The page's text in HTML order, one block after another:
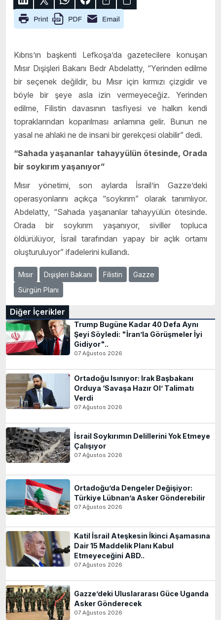
Kıbrıs’ın başkenti Lefkoşa’da gazetecilere konuşan
Mısır Dışişleri Bakanı Bedr Abdelatty, “Yerinden edilme
bir seçenek değildir, bu Mısır için kırmızı çizgidir ve
böyle bir şeye asla izin vermeyeceğiz. Yerinden
edilme, Filistin davasının tasfiyesi ve halkın kendi
topraklarından koparılması anlamına gelir. Bunun ne
yasal ne ahlaki ne de insani bir gerekçesi olabilir” dedi.
“Sahada yaşananlar tahayyülün ötesinde, Orada
bir soykırım yaşanıyor”
Mısır yönetimi, son aylarda İsrail’in Gazze’deki
operasyonlarını açıkça “soykırım” olarak tanımlıyor.
Abdelatty, “Sahada yaşananlar tahayyülün ötesinde.
Orada bir soykırım yaşanıyor, siviller topluca
öldürülüyor, İsrail tarafından yapay bir açlık ortamı
oluşturuluyor” ifadelerini kullandı.
Mısır Dışişleri Bakanı Filistin
Gazze
Sürgün Planı
Diğer İçerikler
Trump Bugüne Kadar 40 Defa Aynı
Şeyi Söyledi: "İran’la Görüşmeler İyi
Gidiyor"..
07 Ağustos 2026
Ortadoğu Isınıyor: Irak Başbakanı
Orduya ‘Savaşa Hazır Ol’ Talimatı
Verdi
07 Ağustos 2026
İsrail Soykırımın Delillerini Yok Etmeye
Çalışıyor
07 Ağustos 2026
Ortadoğu’da Dengeler Değişiyor:
Türkiye Lübnan’a Asker Gönderebilir
07 Ağustos 2026
Katil İsrail Ateşkesin İkinci Aşamasına
Dair 15 Maddelik Planı Kabul
Etmeyeceğini ABD..
07 Ağustos 2026
Gazze’deki Uluslararası Güce Uganda
Asker Gönderecek
07 Ağustos 2026